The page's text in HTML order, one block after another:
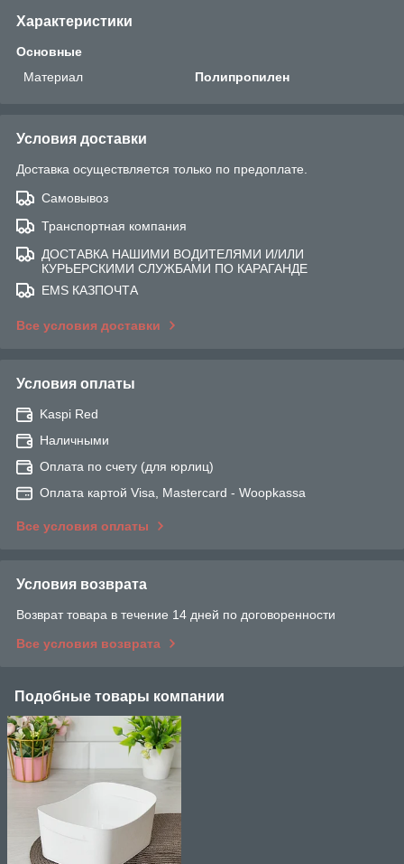
Характеристики
Основные
Материал
Полипропилен
Условия доставки
Доставка осуществляется только по предоплате.
Самовывоз
Транспортная компания
ДОСТАВКА НАШИМИ ВОДИТЕЛЯМИ И/ИЛИ
КУРЬЕРСКИМИ СЛУЖБАМИ ПО КАРАГАНДЕ
EMS КАЗПОЧТА
Все условия доставки
Условия оплаты
Kaspi Red
Наличными
Оплата по счету (для юрлиц)
Оплата картой Visa, Mastercard - Woopkassa
Все условия оплаты
Условия возврата
Возврат товара в течение 14 дней по договоренности
Все условия возврата
Подобные товары компании